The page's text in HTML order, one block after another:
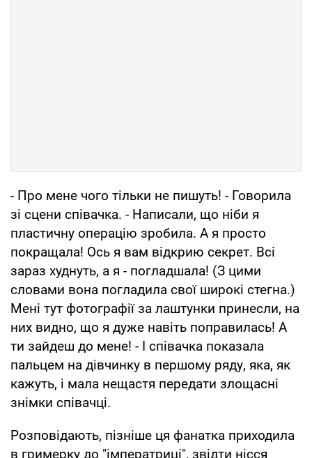
- Про мене чого тільки не пишуть! - Говорила
зі сцени співачка. - Написали, що ніби я
пластичну операцію зробила. А я просто
покращала! Ось я вам відкрию секрет. Всі
зараз худнуть, а я - погладшала! (З цими
словами вона погладила свої широкі стегна.)
Мені тут фотографії за лаштунки принесли, на
них видно, що я дуже навіть поправилась! А
ти зайдеш до мене! - І співачка показала
пальцем на дівчинку в першому ряду, яка, як
кажуть, і мала нещастя передати злощасні
знімки співачці.
Розповідають, пізніше ця фанатка приходила
в гримерку до "імператриці", звідти нісся